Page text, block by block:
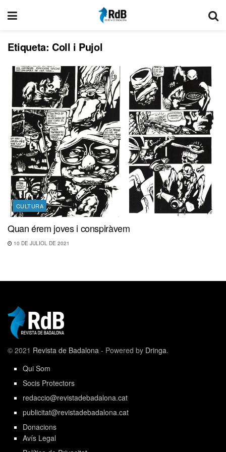
Etiqueta: Coll i Pujol
CULTURA
Quan érem joves i conspiràvem
10 DE JULIOL DE 2021
© 2021 Revista de Badalona - Powered by Dringa.
Qui Som
Socis Protectors
redaccio@revistadebadalona.cat
publicitat@revistadebadalona.cat
Donacions
Avís Legal